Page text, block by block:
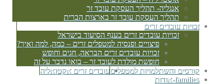
אנגליה- תהליך העסקת עובד זר
תהליך העסקת עובד זר בארצות הברית
זכויות עובדים זרים
זכויות עובדים זרים בענף הסיעוד בישראל
פיצויים ופנסיה למטפלים זרים – כמה, למה ואיך?
זכויות עובדים זרים הבראה, חגים וחופש
חופשת מולדת לעובד זר – בואו נדבר על זה
קורסים והשתלמויות למטפליםעובדים זרים אקטואליה
families-אודות